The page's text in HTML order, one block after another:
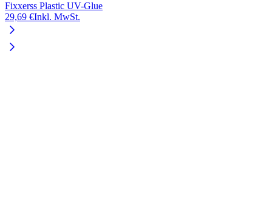
Fixxerss Plastic UV-Glue
29,69 €Inkl. MwSt.